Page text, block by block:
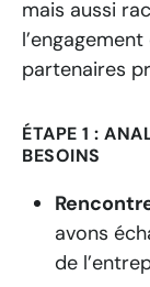
mais aussi
partenaires
ÉTAPE 1 :
BESOINS
avons
de